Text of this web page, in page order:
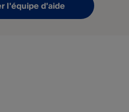
l'équipe d'aide